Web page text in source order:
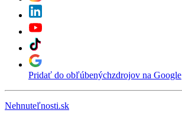
Pridať do obľúbenýchzdrojov na Google
Nehnuteľnosti.sk